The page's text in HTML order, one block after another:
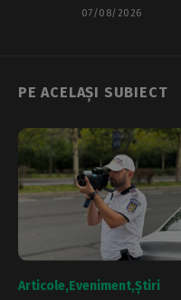
07/08/2026
PE ACELAȘI SUBIECT
Articole Eveniment Știri